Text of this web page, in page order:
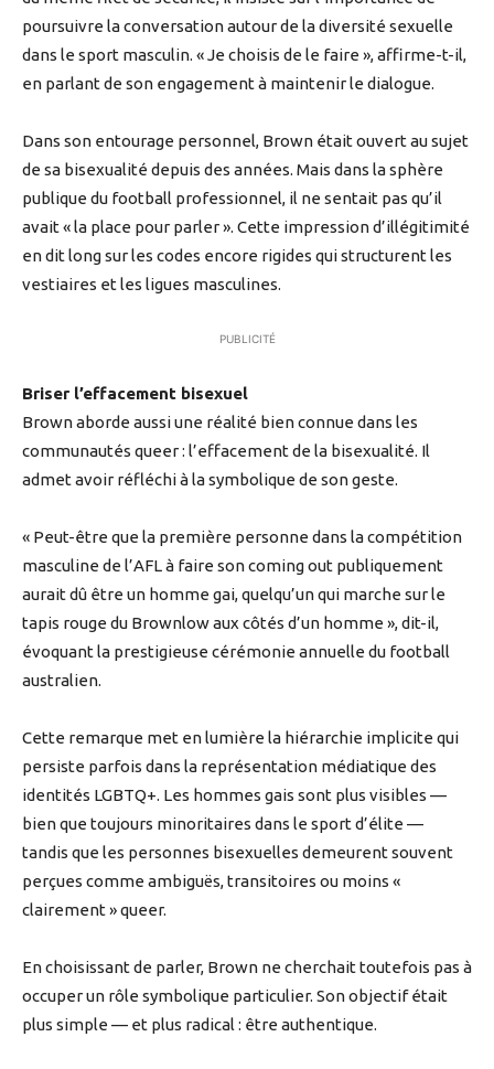
poursuivre la conversation autour de la diversité sexuelle
dans le sport masculin. « Je choisis de le faire », affirme-t-il,
en parlant de son engagement à maintenir le dialogue.
Dans son entourage personnel, Brown était ouvert au sujet
de sa bisexualité depuis des années. Mais dans la sphère
publique du football professionnel, il ne sentait pas qu’il
avait « la place pour parler ». Cette impression d’illégitimité
en dit long sur les codes encore rigides qui structurent les
vestiaires et les ligues masculines.
PUBLICITÉ
Briser l’effacement bisexuel
Brown aborde aussi une réalité bien connue dans les
communautés queer : l’effacement de la bisexualité. Il
admet avoir réfléchi à la symbolique de son geste.
« Peut-être que la première personne dans la compétition
masculine de l’AFL à faire son coming out publiquement
aurait dû être un homme gai, quelqu’un qui marche sur le
tapis rouge du Brownlow aux côtés d’un homme », dit-il,
évoquant la prestigieuse cérémonie annuelle du football
australien.
Cette remarque met en lumière la hiérarchie implicite qui
persiste parfois dans la représentation médiatique des
identités LGBTQ+. Les hommes gais sont plus visibles —
bien que toujours minoritaires dans le sport d’élite —
tandis que les personnes bisexuelles demeurent souvent
perçues comme ambiguës, transitoires ou moins «
clairement » queer.
En choisissant de parler, Brown ne cherchait toutefois pas à
occuper un rôle symbolique particulier. Son objectif était
plus simple — et plus radical : être authentique.